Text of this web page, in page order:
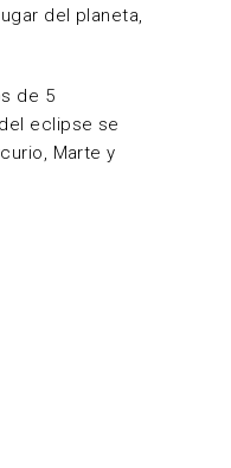
del planeta,
de 5
eclipse se
Marte y